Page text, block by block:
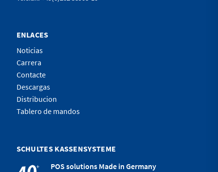
ENLACES
Noticias
Carrera
Contacte
Descargas
Distribucion
Tablero de mandos
SCHULTES KASSENSYSTEME
POS solutions Made in Germany